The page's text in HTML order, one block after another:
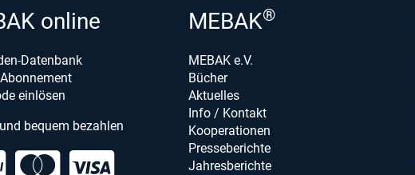
online
Datenbank
einlösen
bequem bezahlen
MEBAK®
MEBAK e.V.
Bücher
Aktuelles
Info / Kontakt
Kooperationen
Presseberichte
Jahresberichte